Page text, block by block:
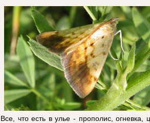
Все, что есть в улье - прополис,